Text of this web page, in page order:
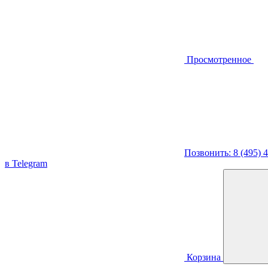
Просмотренное
Позвонить: 8 (495)
в Telegram
Корзина